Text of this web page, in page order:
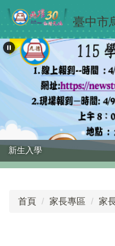
跳
到
主
要
內
區
臺中市
新生入學
首頁 家長專區 家